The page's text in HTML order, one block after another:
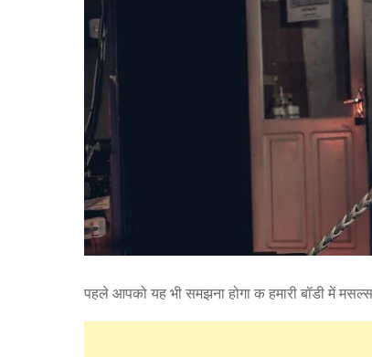
पहले आपको यह भी समझना होगा क हमारी बॉडी में